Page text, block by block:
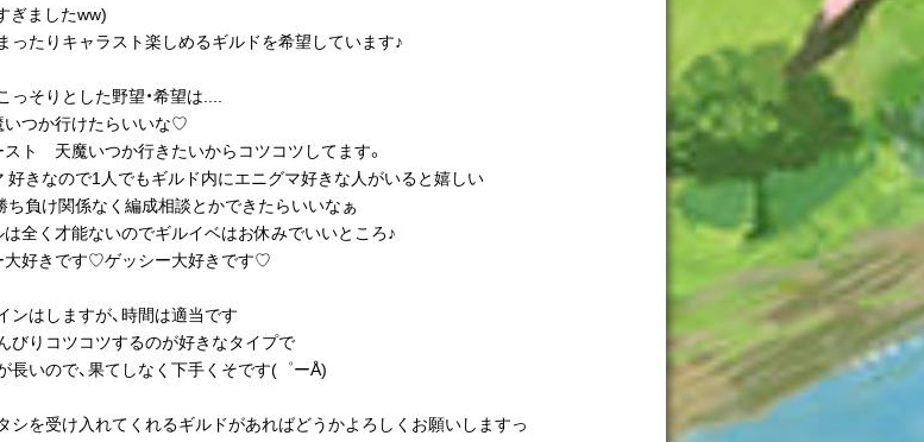
ぎましたww)
ったりキャラスト楽しめるギルドを希望しています♪
っそりとした野望・希望は....
いつか行けたらいいな♡
スト 天魔いつか行きたいからコツコツしてます。
好きなので1人でもギルド内にエニグマ好きな人がいると嬉しい
ち負け関係なく編成相談とかできたらいいなぁ
全く才能ないのでギルイベはお休みでいいところ♪
大好きです♡ゲッシー大好きです♡
ンはしますが、時間は適当です
びりコツコツするのが好きなタイプで
長いので、果てしなく下手くそです(゜ーÅ)
シを受け入れてくれるギルドがあればどうかよろしくお願いしますっ